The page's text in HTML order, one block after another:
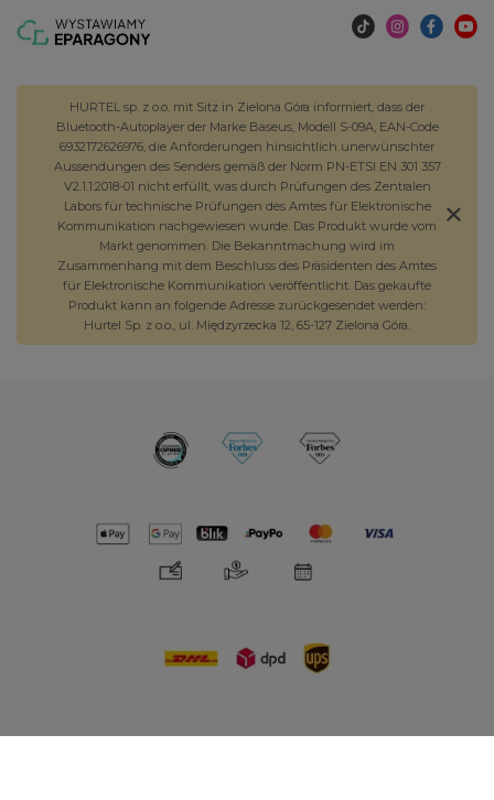
HURTEL sp. z o.o. mit Sitz in Zielona Góra informiert, dass der
Bluetooth-Autoplayer der Marke Baseus, Modell S-09A, EAN-Code
6932172626976, die Anforderungen hinsichtlich unerwünschter
Aussendungen des Senders gemäß der Norm PN-ETSI EN 301 357
V2.1.1:2018-01 nicht erfüllt, was durch Prüfungen des Zentralen
Labors für technische Prüfungen des Amtes für Elektronische
Kommunikation nachgewiesen wurde. Das Produkt wurde vom
Markt genommen. Die Bekanntmachung wird im
Zusammenhang mit dem Beschluss des Präsidenten des Amtes
für Elektronische Kommunikation veröffentlicht. Das gekaufte
Produkt kann an folgende Adresse zurückgesendet werden:
Hurtel Sp. z o.o., ul. Międzyrzecka 12, 65-127 Zielona Góra.